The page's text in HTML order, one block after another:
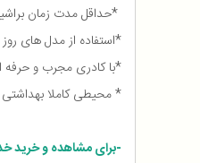
*حداقل مدت زمان براشینگ ۲۰
*استفاده از مدل های
*با کادری مجرب و حرفه
* محیطی کاملا بهداشتی
-برای مشاهده و خرید